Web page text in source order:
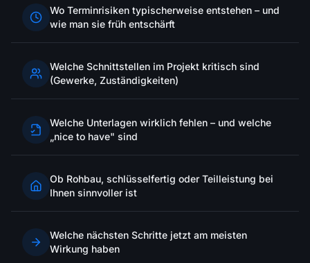
Wo Terminrisiken typischerweise entstehen – und
wie man sie früh entschärft
Welche Schnittstellen im Projekt kritisch sind
(Gewerke, Zuständigkeiten)
Welche Unterlagen wirklich fehlen – und welche
„nice to have" sind
Ob Rohbau, schlüsselfertig oder Teilleistung bei
Ihnen sinnvoller ist
Welche nächsten Schritte jetzt am meisten
Wirkung haben